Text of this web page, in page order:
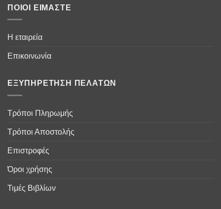
ΠΟΙΟΙ ΕΊΜΑΣΤΕ
Η εταιρεία
Επικοινωνία
ΕΞΥΠΗΡΈΤΗΣΗ ΠΕΛΑΤΏΝ
Τρόποι Πληρωμής
Τρόποι Αποστολής
Επιστροφές
Όροι χρήσης
Τιμές Βιβλίων